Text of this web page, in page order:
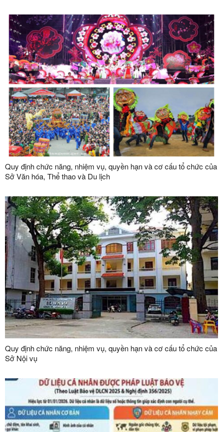
Quy định chức năng, nhiệm vụ, quyền hạn và cơ cấu tổ chức của
Sở Văn hóa, Thể thao và Du lịch
Quy định chức năng, nhiệm vụ, quyền hạn và cơ cấu tổ chức của
Sở Nội vụ